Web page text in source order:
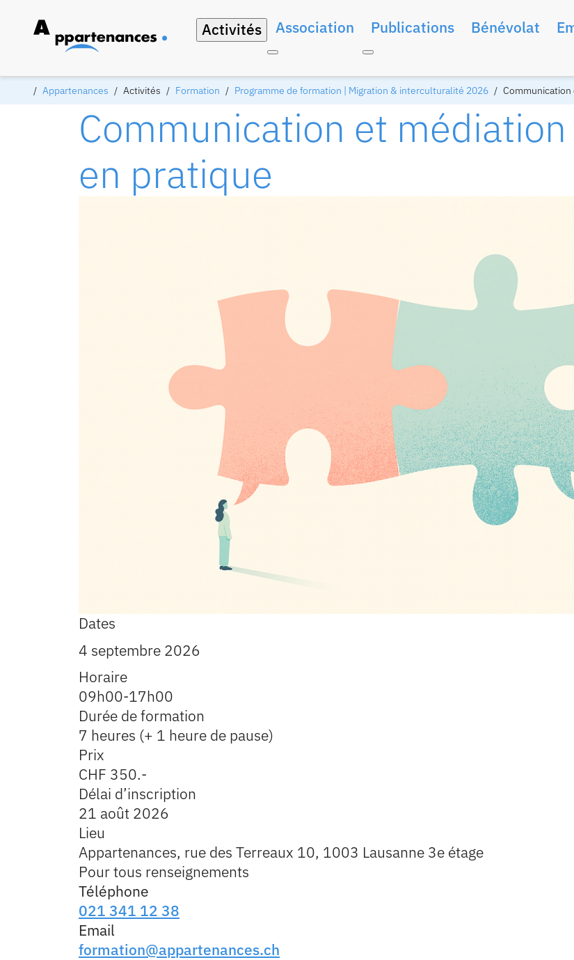
Activités Association Publications Bénévolat
Appartenances Activités Formation Programme de formation | Migration & interculturalité 2026
Communication et
en pratique
Dates
4 septembre 2026
Horaire
09h00-17h00
Durée de formation
7 heures (+ 1 heure de pause)
Prix
CHF 350.-
Délai d’inscription
21 août 2026
Lieu
Appartenances, rue des Terreaux 10, 1003 Lausanne 3e étage
Pour tous renseignements
Téléphone
021 341 12 38
Email
formation@appartenances.ch